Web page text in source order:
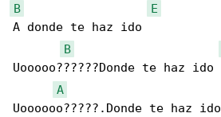
B
E
A donde te haz ido
B
Uooooo??????Donde te haz ido
A
Uoooooo?????.Donde te haz ido